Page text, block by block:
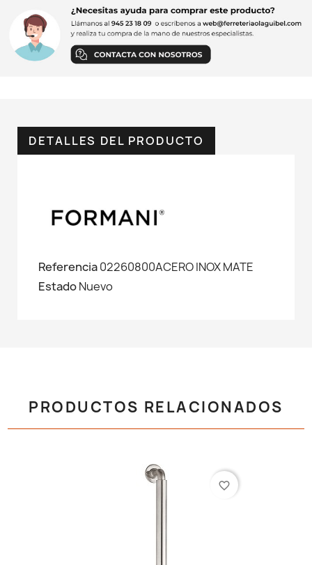
DETALLES DEL PRODUCTO
Referencia02260800ACERO INOX MATE
EstadoNuevo
PRODUCTOS RELACIONADOS
favorite_border